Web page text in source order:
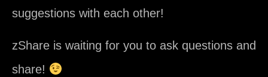
suggestions with each other!
zShare is waiting for you to ask questions and
share!